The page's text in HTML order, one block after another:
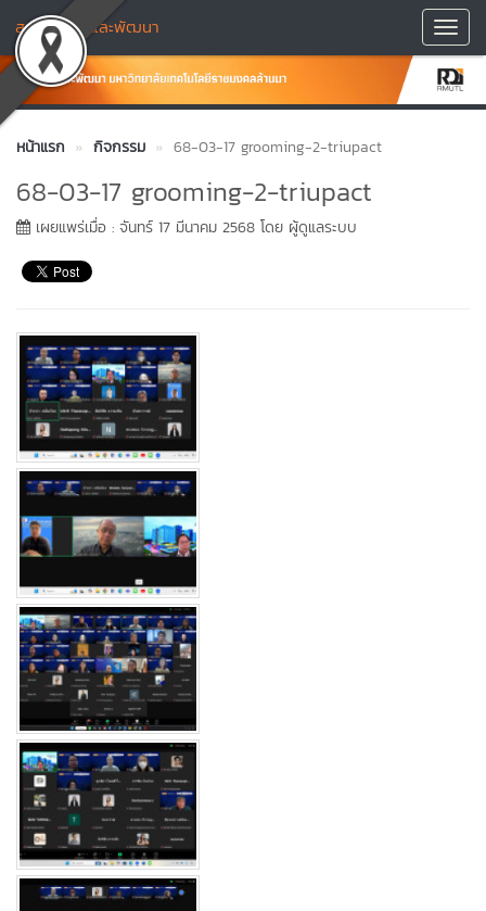
สถาบันวิจัยและพัฒนา
หน้าแรก กิจกรรม 68-03-17 grooming-2-triupact
68-03-17 grooming-2-triupact
เผยแพร่เมื่อ : จันทร์ 17 มีนาคม 2568 โดย ผู้ดูแลระบบ